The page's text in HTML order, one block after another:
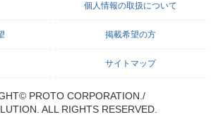
個人情報の取扱について
掲載希望の方
サイトマップ
PROTO CORPORATION./
ALL RIGHTS RESERVED.